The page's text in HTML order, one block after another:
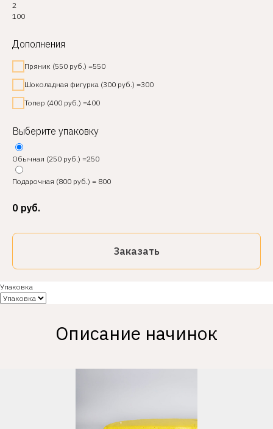
2
100
Дополнения
Пряник (550 руб.) =550
Шоколадная фигурка (300 руб.) =300
Топер (400 руб.) =400
Выберите упаковку
Обычная (250 руб.) =250
Подарочная (800 руб.) = 800
0 руб.
Заказать
Упаковка
Описание начинок